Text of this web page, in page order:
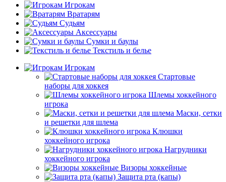
Игрокам
Вратарям
Судьям
Аксессуары
Сумки и баулы
Текстиль и белье
Игрокам
Стартовые
наборы для хоккея
Шлемы хоккейного
игрока
Маски, сетки
и решетки для шлема
Клюшки
хоккейного игрока
Нагрудники
хоккейного игрока
Визоры хоккейные
Защита рта (капы)